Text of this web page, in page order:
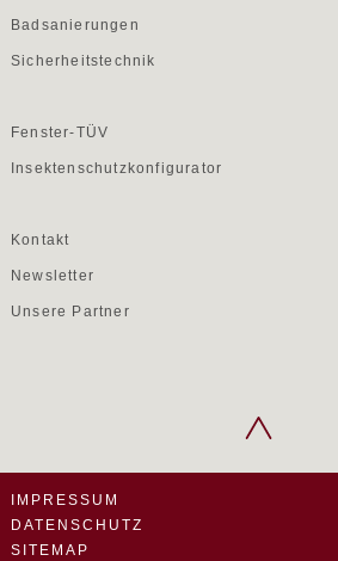
Badsanierungen
Sicherheitstechnik
Fenster-TÜV
Insektenschutzkonfigurator
Kontakt
Newsletter
Unsere Partner
IMPRESSUM
DATENSCHUTZ
SITEMAP